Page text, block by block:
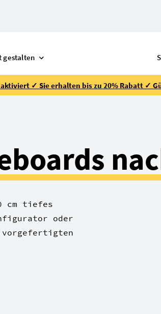
gestalten
✓ Sie erhalten bis zu 20% Rabatt ✓
cm tiefes
oder
vorgefertigten